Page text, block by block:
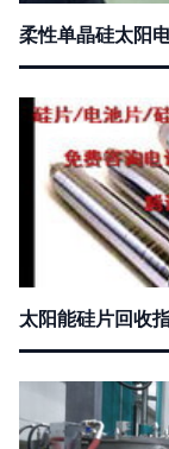
柔性单晶硅太阳
太阳能硅片回收